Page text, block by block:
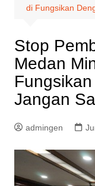
di Fungsikan
Stop
Medan
Jangan
admingen